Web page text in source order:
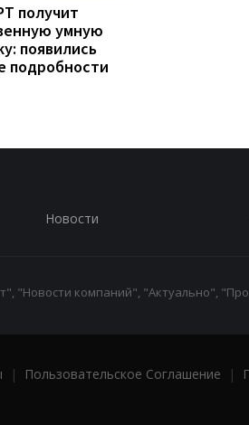
получит
умную
появились
подробности
Новости
"Новости компаний", "Актуально",
| Пользовательское Соглашение |